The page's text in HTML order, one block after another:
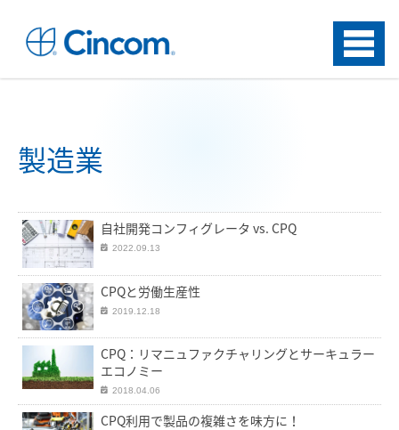
Menu
製造業
自社開発コンフィグレータ vs. CPQ
2022.09.13
CPQと労働生産性
2019.12.18
CPQ：リマニュファクチャリングとサーキュラー
エコノミー
2018.04.06
CPQ利用で製品の複雑さを味方に！